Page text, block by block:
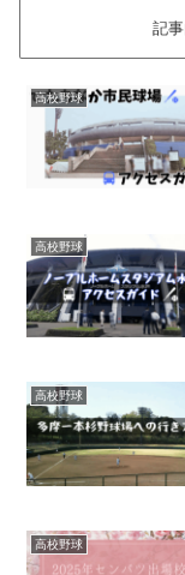
記
高校野球
高校野球
高校野球
高校野球